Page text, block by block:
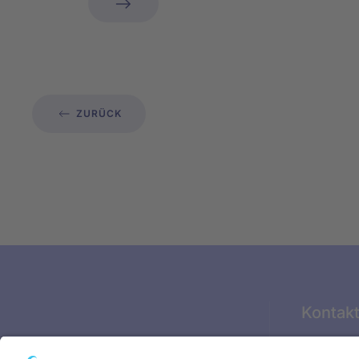
ZURÜCK
Kontakt